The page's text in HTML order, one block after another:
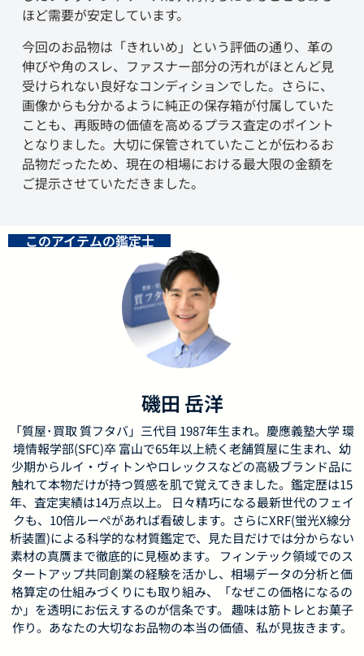
ほど需要が安定しています。
今回のお品物は「きれいめ」という評価の通り、革の
伸びや角のスレ、ファスナー部分の汚れがほとんど見
受けられない良好なコンディションでした。さらに、
画像からも分かるように純正の保存箱が付属していた
ことも、再販時の価値を高めるプラス査定のポイント
となりました。大切に保管されていたことが伝わるお
品物だったため、現在の相場における最大限の金額を
ご提示させていただきました。
このアイテムの鑑定士
磯田 岳洋
「質屋･買取 質フタバ」三代目 1987年生まれ。慶應義塾大学 環
境情報学部(SFC)卒 富山で65年以上続く老舗質屋に生まれ、幼
少期からルイ・ヴィトンやロレックスなどの高級ブランド品に
触れて本物だけが持つ質感を肌で覚えてきました。鑑定歴は15
年、査定実績は14万点以上。 日々精巧になる最新世代のフェイ
クも、10倍ルーペがあれば看破します。さらにXRF(蛍光X線分
析装置)による科学的な材質鑑定で、見た目だけでは分からない
素材の真贋まで徹底的に見極めます。 フィンテック領域でのス
タートアップ共同創業の経験を活かし、相場データの分析と価
格算定の仕組みづくりにも取り組み、「なぜこの価格になるの
か」を透明にお伝えするのが信条です。 趣味は筋トレとお菓子
作り。あなたの大切なお品物の本当の価値、私が見抜きます。